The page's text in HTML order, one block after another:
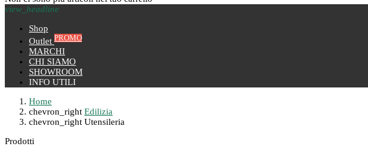
view_headline
Shop
Outlet PROMO
MARCHI
CHI SIAMO
SHOWROOM
INFO UTILI
Home
chevron_right Edilizia
chevron_right Utensileria
Prodotti